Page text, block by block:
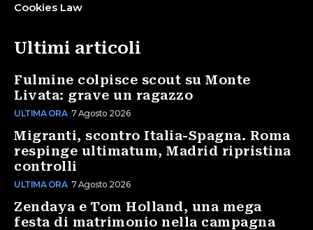
Cookies Law
Ultimi articoli
Fulmine colpisce scout su Monte
Livata: grave un ragazzo
ULTIMA ORA 7 Agosto 2026
Migranti, scontro Italia-Spagna. Roma
respinge ultimatum, Madrid ripristina
controlli
ULTIMA ORA 7 Agosto 2026
Zendaya e Tom Holland, una mega
festa di matrimonio nella campagna